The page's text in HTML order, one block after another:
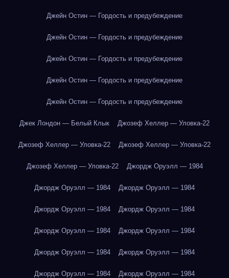
Джейн Остин — Гордость и предубеждение
Джейн Остин — Гордость и предубеждение
Джейн Остин — Гордость и предубеждение
Джейн Остин — Гордость и предубеждение
Джейн Остин — Гордость и предубеждение
Джек Лондон — Белый Клык Джозеф Хеллер — Уловка-22
Джозеф Хеллер — Уловка-22 Джозеф Хеллер — Уловка-22
Джозеф Хеллер — Уловка-22 Джордж Оруэлл — 1984
Джордж Оруэлл — 1984 Джордж Оруэлл — 1984
Джордж Оруэлл — 1984 Джордж Оруэлл — 1984
Джордж Оруэлл — 1984 Джордж Оруэлл — 1984
Джордж Оруэлл — 1984 Джордж Оруэлл — 1984
Джордж Оруэлл — 1984 Джордж Оруэлл — 1984